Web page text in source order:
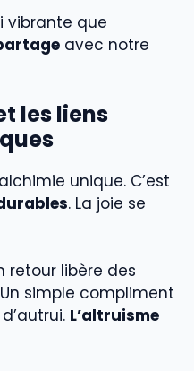
vibrante que
avec notre
les liens
unique. C’est
. La joie se
retour libère des
simple compliment
L’altruisme